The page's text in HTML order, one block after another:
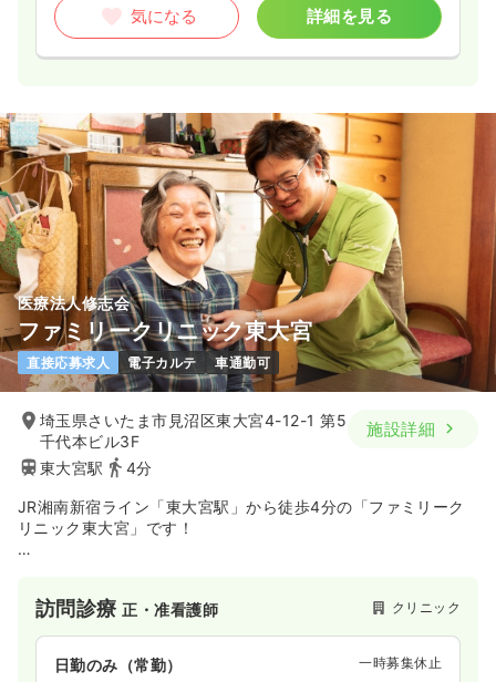
気になる 詳細を見る
医療法人修志会
ファミリークリニック東大宮
直接応募求人 電子カルテ 車通勤可
埼玉県さいたま市見沼区東大宮4-12-1 第5
千代本ビル3F
東大宮駅
4分
施設詳細
JR湘南新宿ライン「東大宮駅」から徒歩4分の「ファミリーク
リニック東大宮」です！
体として2025年のオープンを予定しています。複数の常勤医師
体制や往診・看取りなどの実績を基準にした「機能強化型在宅
療養支援診療所」に認定される在宅医療に特化したクリニック
です。
訪問診療正・准看護師 クリニック
日勤のみ（常勤） 一時募集休止